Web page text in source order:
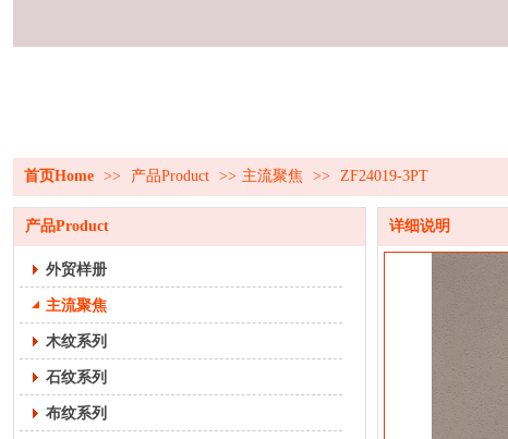
首页Home >> 产品Product >> 主流聚焦 >> ZF24019-3PT
产品Product
外贸样册
主流聚焦
木纹系列
石纹系列
布纹系列
详细说明